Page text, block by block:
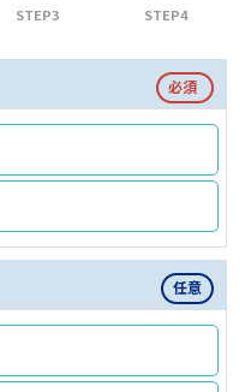
STEP3 STEP4
必須
任意